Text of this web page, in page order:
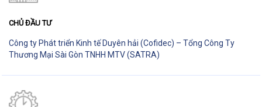
CHỦ ĐẦU TƯ
Công ty Phát triển Kinh tế Duyên hải (Cofidec) – Tổng Công Ty
Thương Mại Sài Gòn TNHH MTV (SATRA)